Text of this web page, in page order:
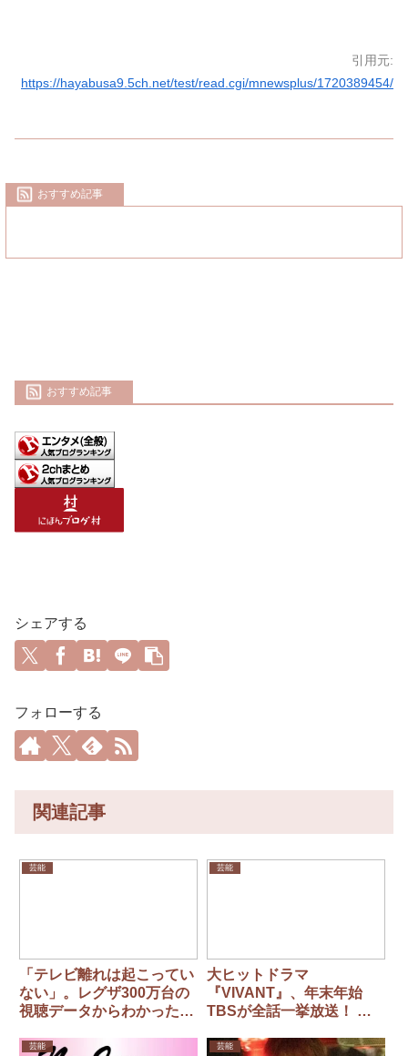
引用元:
https://hayabusa9.5ch.net/test/read.cgi/mnewsplus/1720389454/
おすすめ記事
おすすめ記事
シェアする
フォローする
関連記事
芸能
「テレビ離れは起こってい
ない」。レグザ300万台の
視聴データからわかった
方」
芸能
大ヒットドラマ
『VIVANT』、年末年始
TBSが全話一挙放送！
「どっちも見たいのに」視
芸能 芸能